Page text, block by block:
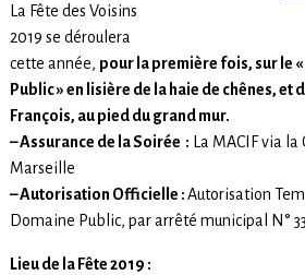
La Fête des Voisins
2019 se déroulera
cette année, pour la première fois, sur le
Public » en lisière de la haie de chênes, et
François, au pied du grand mur.
– Assurance de la Soirée : La MACIF via
Marseille
– Autorisation Officielle :Autorisation
Domaine Public, par arrêté municipal N°
Lieu de la Fête 2019 :